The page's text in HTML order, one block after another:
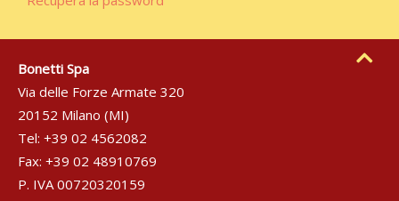
Bonetti Spa
Via delle Forze Armate 320
20152 Milano (MI)
Tel: +39 02 4562082
Fax: +39 02 48910769
P. IVA 00720320159